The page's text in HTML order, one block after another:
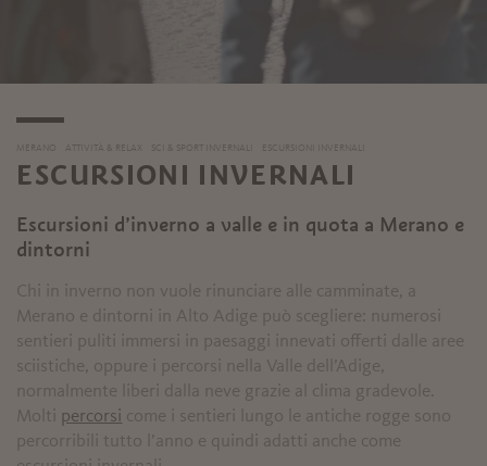
MERANO ATTIVITÀ & RELAX SCI & SPORT INVERNALI ESCURSIONI INVERNALI
ESCURSIONI INVERNALI
Escursioni d’inverno a valle e in quota a Merano e
dintorni
Chi in inverno non vuole rinunciare alle camminate, a
Merano e dintorni in Alto Adige può scegliere: numerosi
sentieri puliti immersi in paesaggi innevati offerti dalle aree
sciistiche, oppure i percorsi nella Valle dell’Adige,
normalmente liberi dalla neve grazie al clima gradevole.
Molti percorsi come i sentieri lungo le antiche rogge sono
percorribili tutto l’anno e quindi adatti anche come